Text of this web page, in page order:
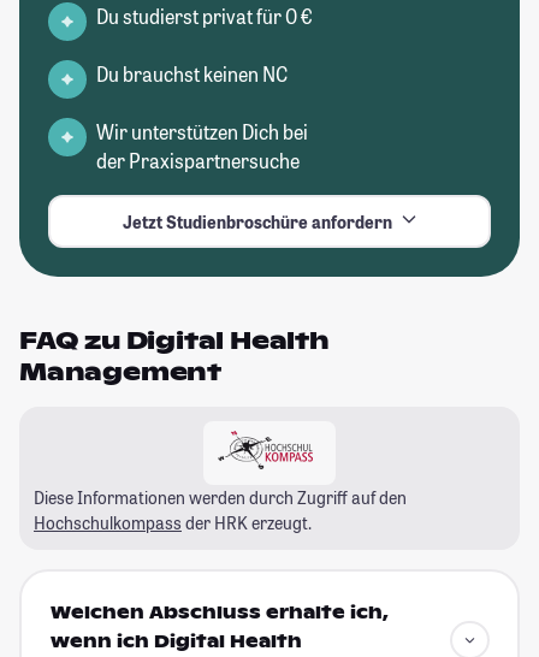
Du studierst privat für 0 €
Du brauchst keinen NC
Wir unterstützen Dich bei
der Praxispartnersuche
Jetzt Studienbroschüre anfordern
FAQ zu Digital Health
Management
Diese Informationen werden durch Zugriff auf den
Hochschulkompass der HRK erzeugt.
Welchen Abschluss erhalte ich,
wenn ich Digital Health